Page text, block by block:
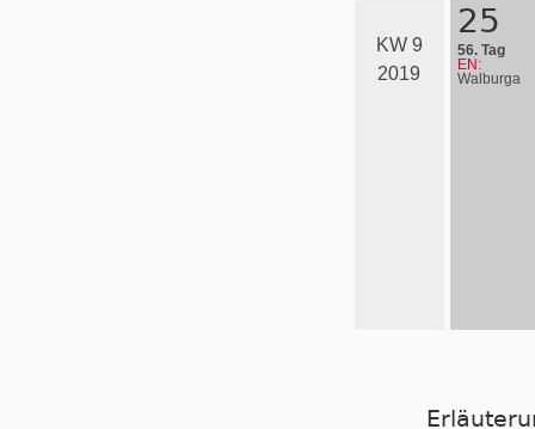
KW 9
2019
25
56. Tag
EN:
Walburga